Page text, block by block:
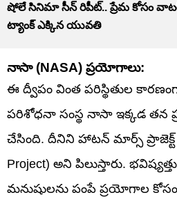
షోలే సినిమా సీన్ రిపీట్.. ప్రేమ కోసం
ట్యాంక్ ఎక్కిన యువతి
నాసా (NASA) ప్రయోగాలు:
ఈ ద్వీపం వింత పరిస్థితుల
పరిశోధనా సంస్థ నాసా ఇక్కడ తన
చేసింది. దీనిని హాటన్ మార్స్ ప్రాజెక్ట్
Project) అని పిలుస్తారు.
మనుషులను పంపే ప్రయోగాల